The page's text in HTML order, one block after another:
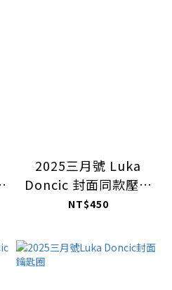
2025三月號 Luka
Doncic 封面同款壓克
力立牌
NT$450